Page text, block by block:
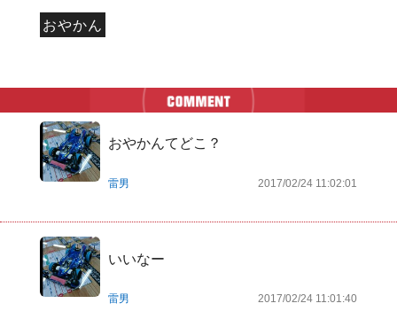
おやかん
おやかんてどこ？
雷男 2017/02/24 11:02:01
いいなー
雷男 2017/02/24 11:01:40